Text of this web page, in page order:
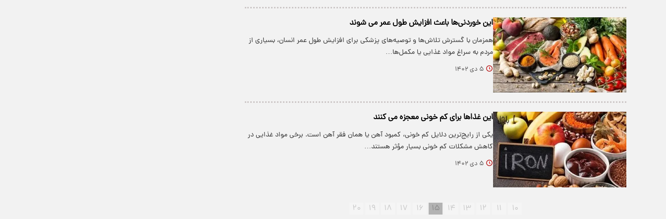
این خوردنی‌ها باعث افزایش طول عمر می شوند
همزمان با گسترش تلاش‌ها و توصیه‌های پزشکی برای افزایش طول عمر انسان، بسیاری از
مردم به سراغ مواد غذایی یا مکمل‌ها…
۵ دی ۱۴۰۲
این غذاها برای کم خونی معجزه می کنند
یکی از رایج‌ترین دلایل کم خونی، کمبود آهن یا همان فقر آهن است. برخی مواد غذایی در
کاهش مشکلات کم خونی بسیار مؤثر هستند…
۵ دی ۱۴۰۲
۱۰ ۱۱ ۱۲ ۱۳ ۱۴ ۱۵ ۱۶ ۱۷ ۱۸ ۱۹ ۲۰